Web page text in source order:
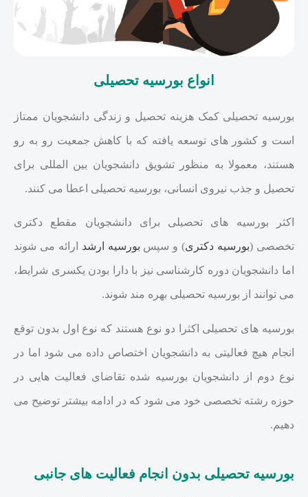
انواع بورسیه تحصیلی
بورسیه تحصیلی کمک هزینه تحصیل و زندگی دانشجویان ممتاز
است و کشور های توسعه یافته که با کاهش جمعیت رو به رو
هستند، معمولا به منظور تشویق دانشجویان بین المللی برای
تحصیل و جذب نیروی انسانی، بورسیه تحصیلی اعطا می کنند.
اکثر بورسیه های تحصیلی برای دانشجویان مقطع دکتری
تخصصی (بورسیه دکتری) و سپس بورسیه ارشد ارائه می شوند
اما دانشجویان دوره کارشناسی نیز با دارا بودن یکسری شرایط،
می توانند از بورسیه تحصیلی بهره مند شوند.
بورسیه های تحصیلی اکثرا دو نوع هستند که نوع اول بدون توقع
انجام هیچ فعالیتی به دانشجویان اختصاص داده می شود اما در
نوع دوم از دانشجویان بورسیه شده تقاضای فعالیت هایی در
حوزه رشته تخصصی خود می شود که در ادامه بیشتر توضیح می
دهیم.
بورسیه تحصیلی بدون انجام فعالیت های جانبی